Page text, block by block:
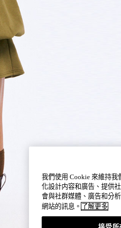
我們使用 Cookie 來維持我
化設計内容和廣告、提供
會與社群媒體、廣告和分
網站的訊息。
了解更多